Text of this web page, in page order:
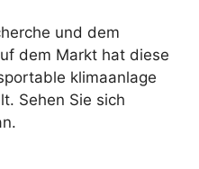
und dem
dem Markt hat diese
klimaanlage
Sehen Sie sich